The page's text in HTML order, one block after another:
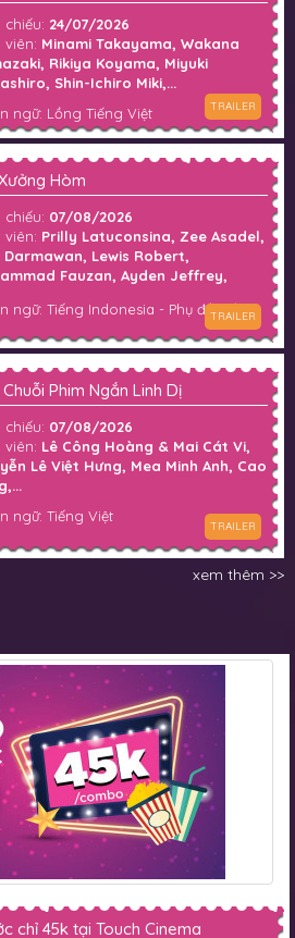
chiếu: 24/07/2026
viên: Minami Takayama, Wakana
Rikiya Koyama, Miyuki
Shin-Ichiro Miki,...
ngữ: Lồng Tiếng Việt
TRAILER
Hòm
chiếu: 07/08/2026
viên: Prilly Latuconsina, Zee Asadel,
Darmawan, Lewis Robert,
Fauzan, Ayden Jeffrey,
Zen, Gilang Devialdy, Fajar Nugra,
Timothy, Matt White,...
ngữ: Tiếng Indonesia - Phụ đề Tiếng
TRAILER
Phim Ngắn Linh Dị
chiếu: 07/08/2026
viên: Lê Công Hoàng & Mai Cát Vi,
Lê Việt Hưng, Mea Minh Anh, Cao
ngữ: Tiếng Việt
TRAILER
xem thêm >>
chỉ 45k tại Touch Cinema